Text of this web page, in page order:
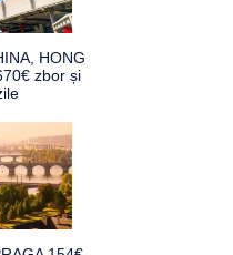
HONG
zbor și